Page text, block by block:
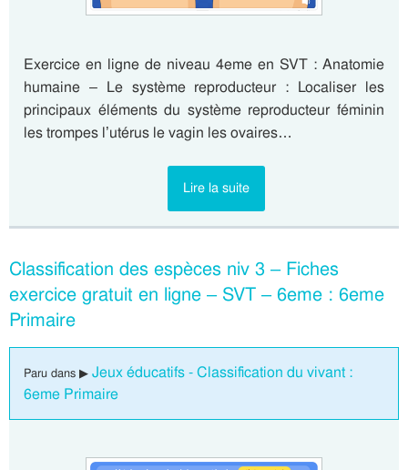
Exercice en ligne de niveau 4eme en SVT : Anatomie
humaine – Le système reproducteur : Localiser les
principaux éléments du système reproducteur féminin
les trompes l’utérus le vagin les ovaires…
Lire la suite
Classification des espèces niv 3 – Fiches
exercice gratuit en ligne – SVT – 6eme : 6eme
Primaire
Paru dans ▶ Jeux éducatifs - Classification du vivant :
6eme Primaire